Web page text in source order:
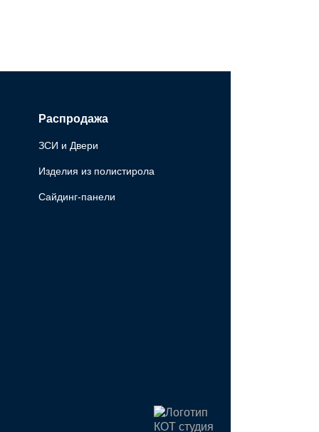
Распродажа
ЗСИ и Двери
Изделия из полистирола
Сайдинг-панели